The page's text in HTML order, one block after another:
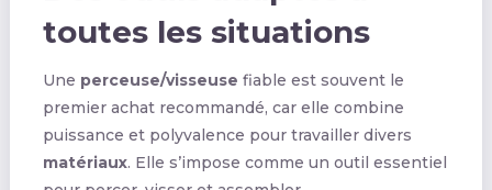
toutes les situations
Une perceuse/visseuse fiable est souvent le
premier achat recommandé, car elle combine
puissance et polyvalence pour travailler divers
matériaux. Elle s’impose comme un outil essentiel